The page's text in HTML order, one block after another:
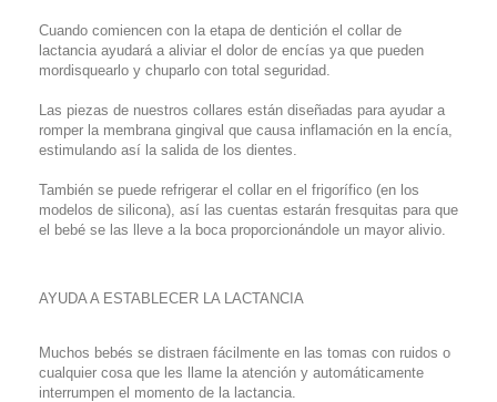
Cuando comiencen con la etapa de dentición el collar de
lactancia ayudará a aliviar el dolor de encías ya que pueden
mordisquearlo y chuparlo con total seguridad.
Las piezas de nuestros collares están diseñadas para ayudar a
romper la membrana gingival que causa inflamación en la encía,
estimulando así la salida de los dientes.
También se puede refrigerar el collar en el frigorífico (en los
modelos de silicona), así las cuentas estarán fresquitas para que
el bebé se las lleve a la boca proporcionándole un mayor alivio.
AYUDA A ESTABLECER LA LACTANCIA
Muchos bebés se distraen fácilmente en las tomas con ruidos o
cualquier cosa que les llame la atención y automáticamente
interrumpen el momento de la lactancia.